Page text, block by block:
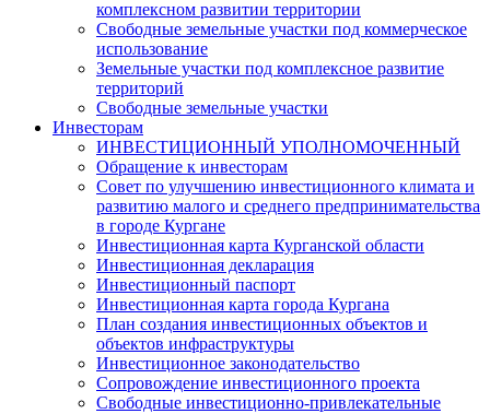
комплексном развитии территории
Свободные земельные участки под коммерческое
использование
Земельные участки под комплексное развитие
территорий
Свободные земельные участки
Инвесторам
ИНВЕСТИЦИОННЫЙ УПОЛНОМОЧЕННЫЙ
Обращение к инвесторам
Совет по улучшению инвестиционного климата и
развитию малого и среднего предпринимательства
в городе Кургане
Инвестиционная карта Курганской области
Инвестиционная декларация
Инвестиционный паспорт
Инвестиционная карта города Кургана
План создания инвестиционных объектов и
объектов инфраструктуры
Инвестиционное законодательство
Сопровождение инвестиционного проекта
Свободные инвестиционно-привлекательные